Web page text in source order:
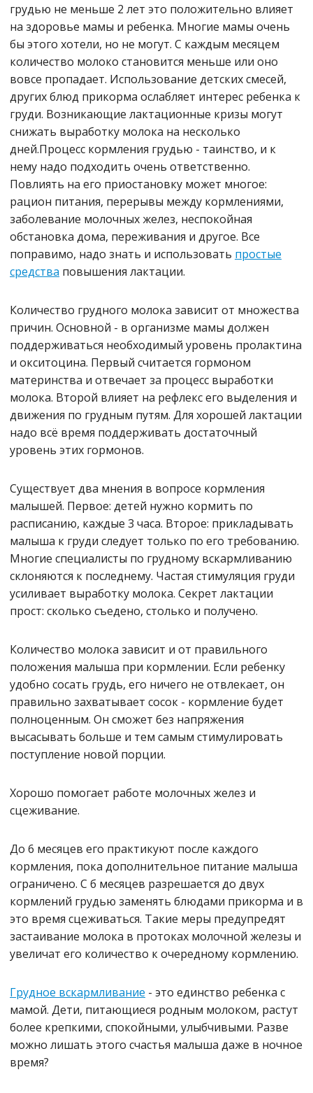
грудью не меньше 2 лет это положительно влияет
на здоровье мамы и ребенка. Многие мамы очень
бы этого хотели, но не могут. С каждым месяцем
количество молоко становится меньше или оно
вовсе пропадает. Использование детских смесей,
других блюд прикорма ослабляет интерес ребенка к
груди. Возникающие лактационные кризы могут
снижать выработку молока на несколько
дней.Процесс кормления грудью - таинство, и к
нему надо подходить очень ответственно.
Повлиять на его приостановку может многое:
рацион питания, перерывы между кормлениями,
заболевание молочных желез, неспокойная
обстановка дома, переживания и другое. Все
поправимо, надо знать и использовать простые
средства повышения лактации.
Количество грудного молока зависит от множества
причин. Основной - в организме мамы должен
поддерживаться необходимый уровень пролактина
и окситоцина. Первый считается гормоном
материнства и отвечает за процесс выработки
молока. Второй влияет на рефлекс его выделения и
движения по грудным путям. Для хорошей лактации
надо всё время поддерживать достаточный
уровень этих гормонов.
Существует два мнения в вопросе кормления
малышей. Первое: детей нужно кормить по
расписанию, каждые 3 часа. Второе: прикладывать
малыша к груди следует только по его требованию.
Многие специалисты по грудному вскармливанию
склоняются к последнему. Частая стимуляция груди
усиливает выработку молока. Секрет лактации
прост: сколько съедено, столько и получено.
Количество молока зависит и от правильного
положения малыша при кормлении. Если ребенку
удобно сосать грудь, его ничего не отвлекает, он
правильно захватывает сосок - кормление будет
полноценным. Он сможет без напряжения
высасывать больше и тем самым стимулировать
поступление новой порции.
Хорошо помогает работе молочных желез и
сцеживание.
До 6 месяцев его практикуют после каждого
кормления, пока дополнительное питание малыша
ограничено. С б месяцев разрешается до двух
кормлений грудью заменять блюдами прикорма и в
это время сцеживаться. Такие меры предупредят
застаивание молока в протоках молочной железы и
увеличат его количество к очередному кормлению.
Грудное вскармливание - это единство ребенка с
мамой. Дети, питающиеся родным молоком, растут
более крепкими, спокойными, улыбчивыми. Разве
можно лишать этого счастья малыша даже в ночное
время?